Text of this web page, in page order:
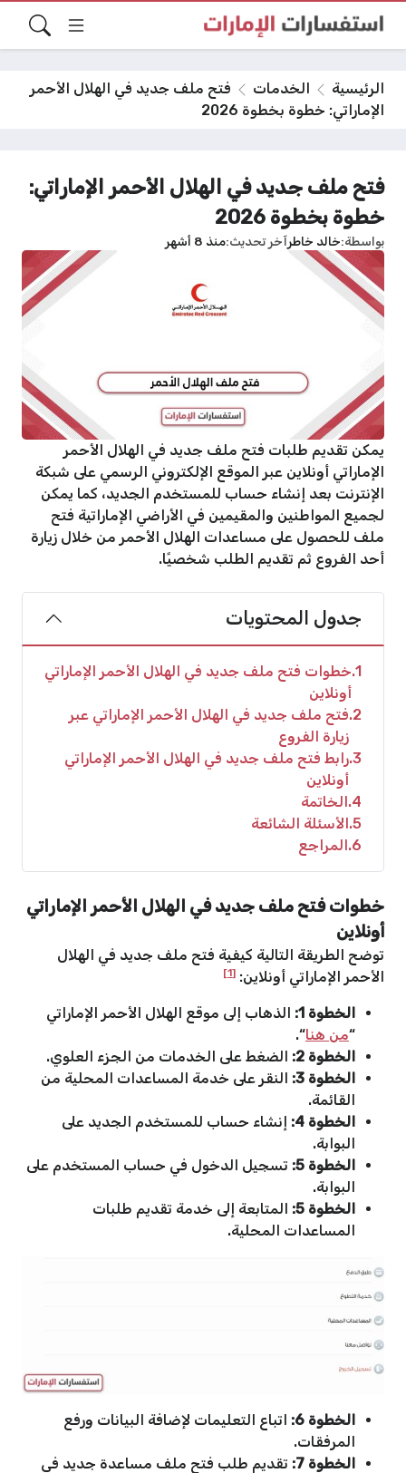
الرئيسية الخدمات
فتح ملف جديد في الهلال الأحمر
الإماراتي: خطوة بخطوة 2026
فتح ملف جديد في الهلال الأحمر الإماراتي:
خطوة بخطوة 2026
بواسطة خالد خاطرآخر تحديث منذ 8 أشهر
يمكن تقديم طلبات فتح ملف جديد في الهلال الأحمر
الإماراتي أونلاين عبر الموقع الإلكتروني الرسمي على شبكة
الإنترنت بعد إنشاء حساب للمستخدم الجديد، كما يمكن
لجميع المواطنين والمقيمين في الأراضي الإماراتية فتح
ملف للحصول على مساعدات الهلال الأحمر من خلال زيارة
أحد الفروع ثم تقديم الطلب شخصيًا.
جدول المحتويات
1 خطوات فتح ملف جديد في الهلال الأحمر الإماراتي
أونلاين
2 فتح ملف جديد في الهلال الأحمر الإماراتي عبر
زيارة الفروع
3 رابط فتح ملف جديد في الهلال الأحمر الإماراتي
أونلاين
4 الخاتمة
5 الأسئلة الشائعة
6 المراجع
خطوات فتح ملف جديد في الهلال الأحمر الإماراتي
أونلاين
توضح الطريقة التالية كيفية فتح ملف جديد في الهلال
الأحمر الإماراتي أونلاين: [1]
الخطوة 1:
الذهاب إلى موقع الهلال الأحمر الإماراتي
“من هنا“.
الخطوة 2:
الضغط على الخدمات من الجزء العلوي.
الخطوة 3:
النقر على خدمة المساعدات المحلية من
القائمة.
الخطوة 4:
إنشاء حساب للمستخدم الجديد على
البوابة.
الخطوة 5:
تسجيل الدخول في حساب المستخدم على
البوابة.
الخطوة 5:
المتابعة إلى خدمة تقديم طلبات
المساعدات المحلية.
الخطوة 6:
اتباع التعليمات لإضافة البيانات ورفع
المرفقات.
الخطوة 7:
تقديم طلب فتح ملف مساعدة جديد في